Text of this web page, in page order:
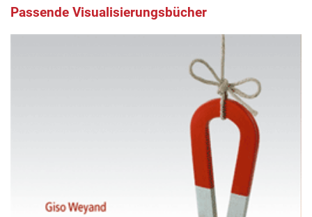
Passende Visualisierungsbücher